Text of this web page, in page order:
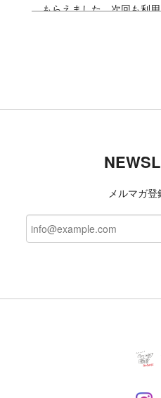
もらえました。次回も利
L
今回も、迅速な対応あり
発見、楽しみにしており
るよう努めます
メルマガ